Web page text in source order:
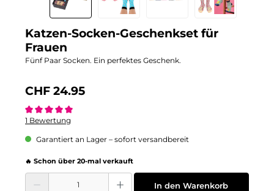
Katzen-Socken-Geschenkset für
Frauen
Fünf Paar Socken. Ein perfektes Geschenk.
CHF 24.95
Durchschnittliche Bewertung von 5 von 5 Sternen
1 Bewertung
Garantiert an Lager – sofort versandbereit
🔥 Schon über 20-mal verkauft
Produkt Anzahl: Gib den gewünschten Wert ein oder benutze die
In den Warenkorb